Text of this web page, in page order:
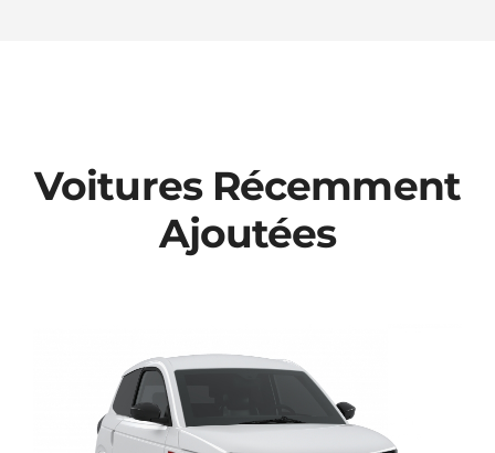
Voitures Récemment
Ajoutées